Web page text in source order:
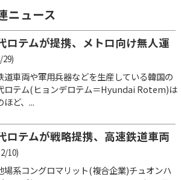
ニュース
ロテムが提携、メトロ向け無人運
29)
道車両や軍用兵器などを生産している韓国の
ロテム(ヒョンデロテム＝Hyundai Rotem)は
ほど、...
ロテムが戦略提携、高速鉄道車両
10)
場系コングロマリット(複合企業)チュオンハ